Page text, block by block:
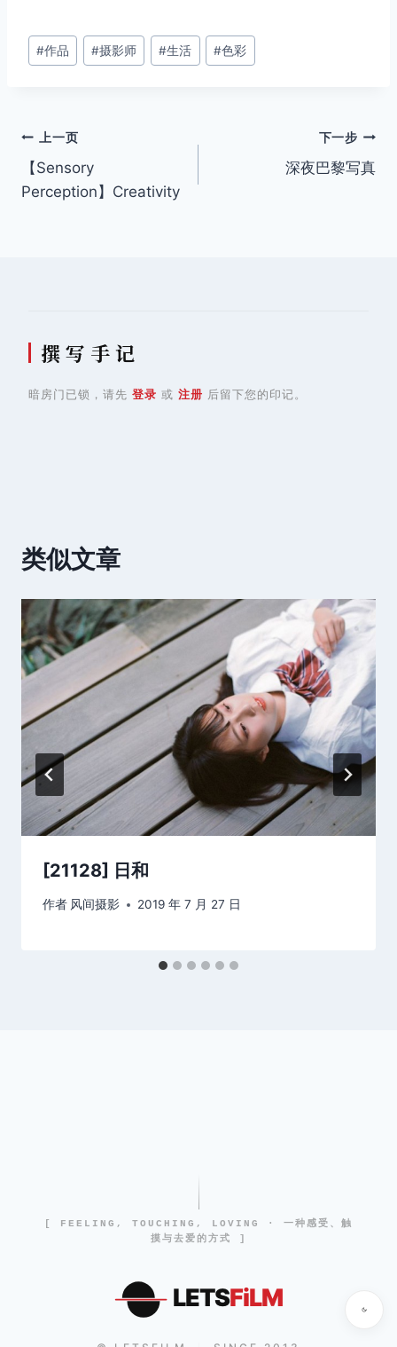
文
章
#作品 #摄影师 #生活 #色彩
文
章
上一页
【Sensory
Perception】Creativity
下一步
深夜巴黎写真
撰 写 手 记
暗房门已锁，请先 登录 或 注册 后留下您的印记。
类似文章
[21128] 日和
作者 风间摄影 2019 年 7 月 27 日
[ FEELING, TOUCHING, LOVING · 一种感受、触
摸与去爱的方式 ]
LETSFiLM